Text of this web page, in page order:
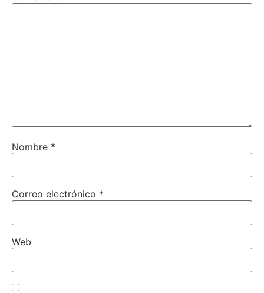
Nombre *
Correo electrónico *
Web